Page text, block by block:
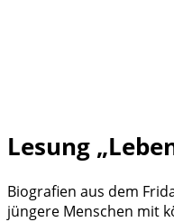
Lesung
Biografien aus dem
jüngere Menschen mit